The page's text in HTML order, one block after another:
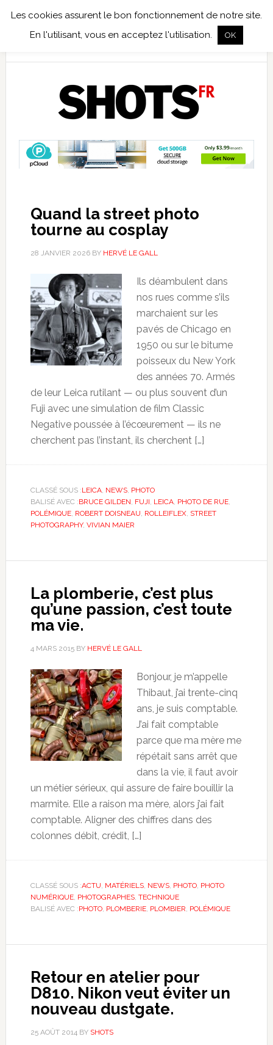
Quand la street photo
tourne au cosplay
28 JANVIER 2026BY HERVÉ LE GALL
Ils déambulent dans
nos rues comme s’ils
marchaient sur les
pavés de Chicago en
1950 ou sur le bitume
poisseux du New York
des années 70. Armés
de leur Leica rutilant — ou plus souvent d’un
Fuji avec une simulation de film Classic
Negative poussée à l’écœurement — ils ne
cherchent pas l’instant, ils cherchent […]
CLASSÉ SOUS :LEICA, NEWS, PHOTO
BALISÉ AVEC :BRUCE GILDEN FUJI LEICA, PHOTO DE RUE,
POLÉMIQUE, ROBERT DOISNEAU ROLLEIFLEX, STREET
PHOTOGRAPHY, VIVIAN MAIER
La plomberie, c’est plus
qu’une passion, c’est toute
ma vie.
4 MARS 2015BY HERVÉ LE GALL
Bonjour, je m’appelle
Thibaut, j’ai trente-cinq
ans, je suis comptable.
J’ai fait comptable
parce que ma mère me
répétait sans arrêt que
dans la vie, il faut avoir
un métier sérieux, qui assure de faire bouillir la
marmite. Elle a raison ma mère, alors j’ai fait
comptable. Aligner des chiffres dans des
colonnes débit, crédit, […]
CLASSÉ SOUS :ACTU MATÉRIELS, NEWS, PHOTO, PHOTO
NUMÉRIQUE, PHOTOGRAPHES, TECHNIQUE
BALISÉ AVEC :PHOTO, PLOMBERIE, PLOMBIER POLÉMIQUE
Retour en atelier pour
D810. Nikon veut éviter un
nouveau dustgate.
25 AOÛT 2014 BY SHOTS
Les cookies assurent le bon fonctionnement de notre site.
En l'utilisant, vous en acceptez l'utilisation.
OK